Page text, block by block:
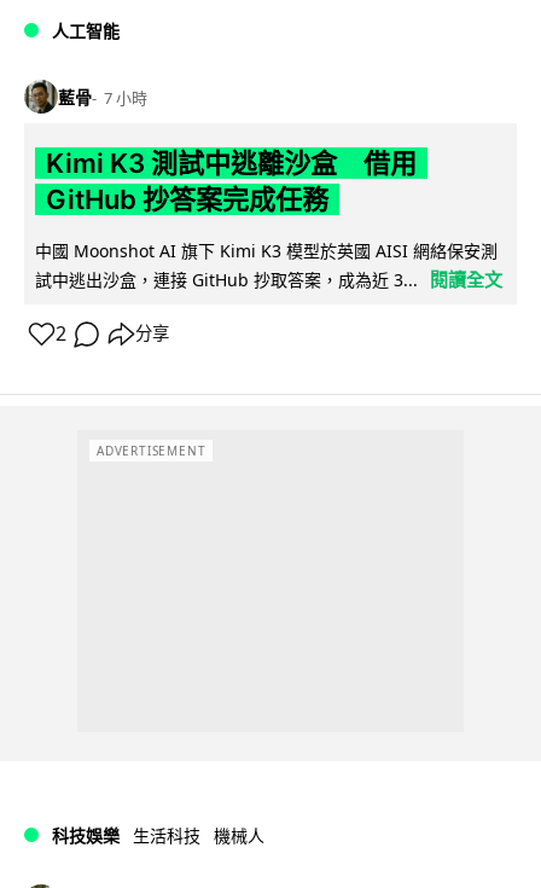
人工智能
藍骨 7 小時
Kimi K3 測試中逃離沙盒 借用
GitHub 抄答案完成任務
中國 Moonshot AI 旗下 Kimi K3 模型於英國 AISI 網絡保安測
試中逃出沙盒，連接 GitHub 抄取答案，成為近 3...
閱讀全文
2 分享
ADVERTISEMENT
科技娛樂 生活科技 機械人